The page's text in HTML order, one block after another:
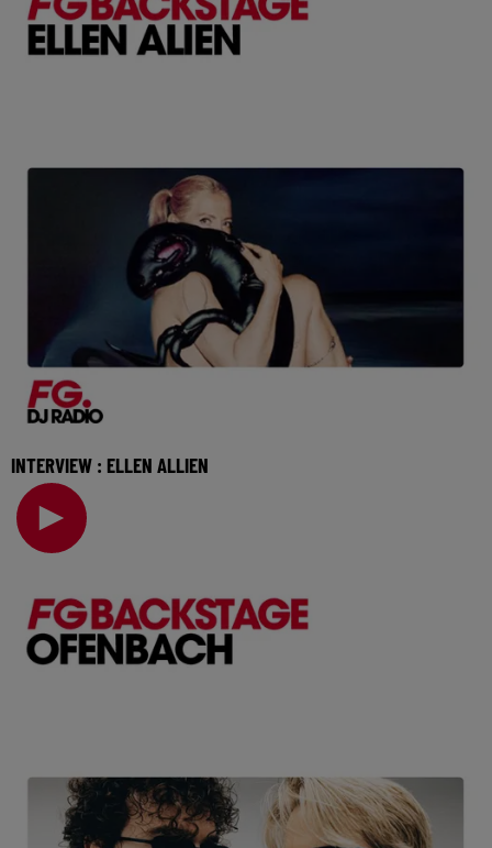
INTERVIEW : ELLEN ALLIEN
Figure incontestable de la techno allemande, Ellen Allien
vient nous présenter son nouvel album New